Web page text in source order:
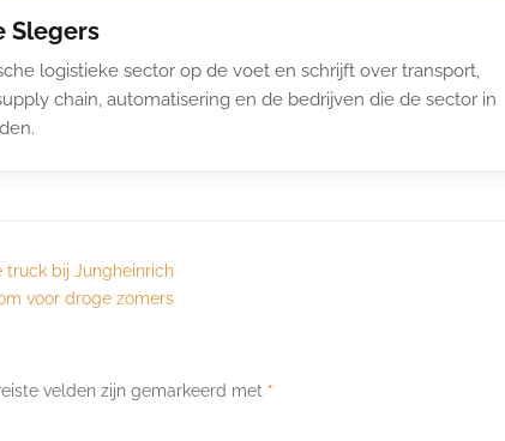
Slegers
logistieke sector op de voet en schrijft over transport,
chain, automatisering en de bedrijven die de sector in
truck bij Jungheinrich
voor droge zomers
velden zijn gemarkeerd met *